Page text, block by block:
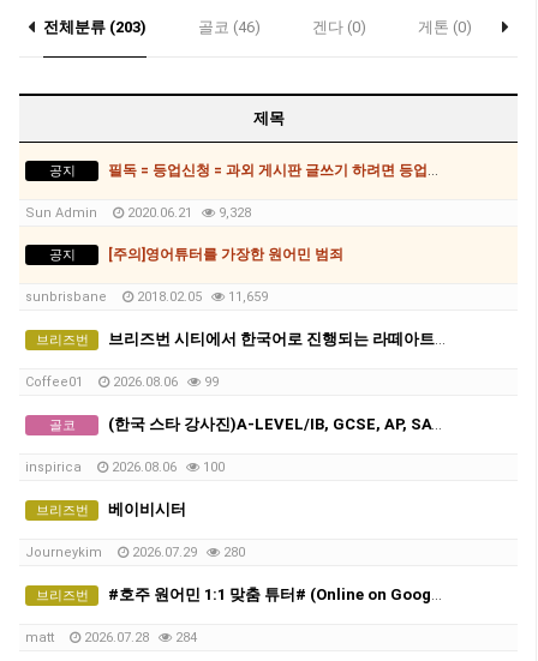
전체분류 (203) 골코 (46) 겐다 (0) 게톤 (0)
제목
공지 필독 = 등업신청 = 과외 게시판 글쓰기 하려면 등업신청 필수
Sun Admin 2020.06.21 9,328
공지 [주의]영어튜터를 가장한 원어민 범죄
sunbrisbane 2018.02.05 11,659
브리즈번 브리즈번 시티에서 한국어로 진행되는 라떼아트 클래스, 8/29(토)에 열립니다
Coffee01 2026.08.06 99
골코 (한국 스타 강사진)A-LEVEL/IB, GCSE, AP, SAT, GPA 전 교과 수업, 명문대 출신 강사진, 대치동 소재 INSPIRICA ACADEMY
inspirica 2026.08.06 100
브리즈번 베이비시터
Journeykim 2026.07.29 280
브리즈번 #호주 원어민 1:1 맞춤 튜터# (Online on Google Meet)
matt 2026.07.28 284